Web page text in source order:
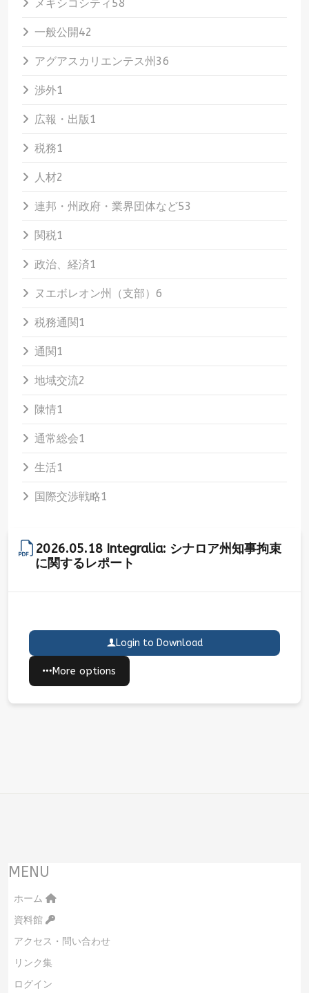
メキシコシティ 58
一般公開42
アグアスカリエンテス州 36
渉外1
広報・出版1
税務1
人材2
連邦・州政府・業界団体など53
関税1
政治、経済1
ヌエボレオン州（支部） 6
税務通関1
通関1
地域交流2
陳情1
通常総会1
生活1
国際交渉戦略1
2026.05.18 Integralia: シナロア州知事拘束
に関するレポート
Login to Download
More options
MENU
ホーム
資料館
アクセス・問い合わせ
リンク集
ログイン